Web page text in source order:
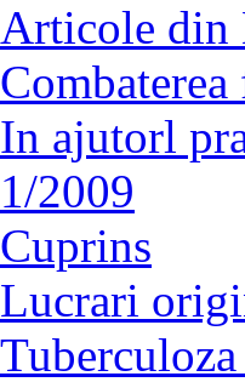
Articole din
In ajutorl
1/2009
Cuprins
Lucrari